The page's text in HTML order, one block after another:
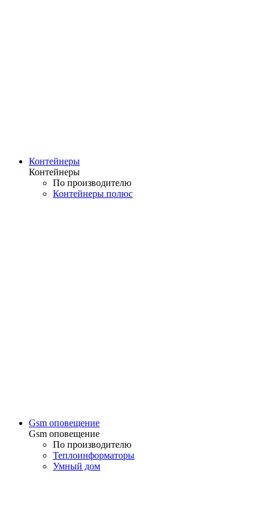
Контейнеры
Контейнеры
По производителю
Контейнеры полюс
Gsm оповещение
Gsm оповещение
По производителю
Теплоинформаторы
Умный дом